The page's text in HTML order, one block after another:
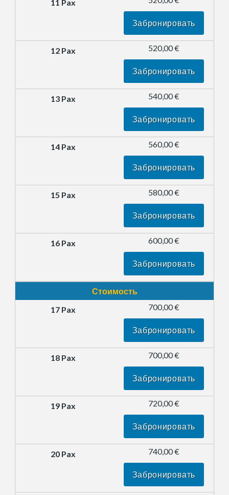
Забронировать
520,00 €
Забронировать
540,00 €
Забронировать
560,00 €
Забронировать
580,00 €
Забронировать
600,00 €
Забронировать
Стоимость
700,00 €
Забронировать
700,00 €
Забронировать
720,00 €
Забронировать
740,00 €
Забронировать